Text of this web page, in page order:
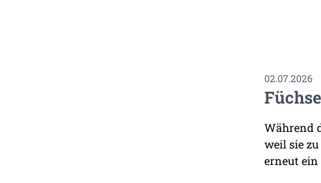
02.07.2026
Während
weil sie
erneut ein